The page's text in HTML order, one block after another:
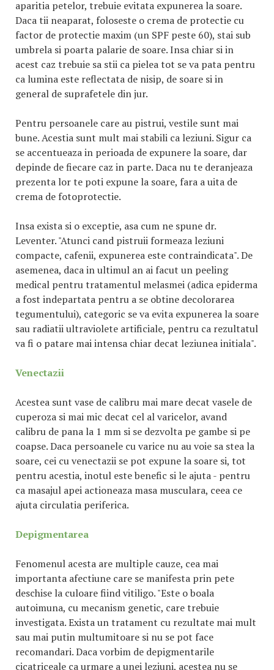
aparitia petelor, trebuie evitata expunerea la soare.
Daca tii neaparat, foloseste o crema de protectie cu
factor de protectie maxim (un SPF peste 60), stai sub
umbrela si poarta palarie de soare. Insa chiar si in
acest caz trebuie sa stii ca pielea tot se va pata pentru
ca lumina este reflectata de nisip, de soare si in
general de suprafetele din jur.
Pentru persoanele care au pistrui, vestile sunt mai
bune. Acestia sunt mult mai stabili ca leziuni. Sigur ca
se accentueaza in perioada de expunere la soare, dar
depinde de fiecare caz in parte. Daca nu te deranjeaza
prezenta lor te poti expune la soare, fara a uita de
crema de fotoprotectie.
Insa exista si o exceptie, asa cum ne spune dr.
Leventer. "Atunci cand pistruii formeaza leziuni
compacte, cafenii, expunerea este contraindicata". De
asemenea, daca in ultimul an ai facut un peeling
medical pentru tratamentul melasmei (adica epiderma
a fost indepartata pentru a se obtine decolorarea
tegumentului), categoric se va evita expunerea la soare
sau radiatii ultraviolete artificiale, pentru ca rezultatul
va fi o patare mai intensa chiar decat leziunea initiala".
Venectazii
Acestea sunt vase de calibru mai mare decat vasele de
cuperoza si mai mic decat cel al varicelor, avand
calibru de pana la 1 mm si se dezvolta pe gambe si pe
coapse. Daca persoanele cu varice nu au voie sa stea la
soare, cei cu venectazii se pot expune la soare si, tot
pentru acestia, inotul este benefic si le ajuta - pentru
ca masajul apei actioneaza masa musculara, ceea ce
ajuta circulatia periferica.
Depigmentarea
Fenomenul acesta are multiple cauze, cea mai
importanta afectiune care se manifesta prin pete
deschise la culoare fiind vitiligo. "Este o boala
autoimuna, cu mecanism genetic, care trebuie
investigata. Exista un tratament cu rezultate mai mult
sau mai putin multumitoare si nu se pot face
recomandari. Daca vorbim de depigmentarile
cicatriceale ca urmare a unei leziuni, acestea nu se